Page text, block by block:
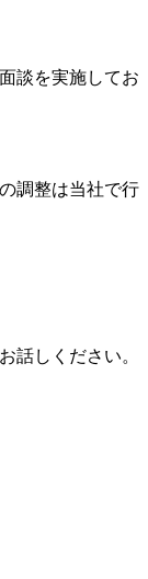
談を実施してお
調整は当社で行
話しください。